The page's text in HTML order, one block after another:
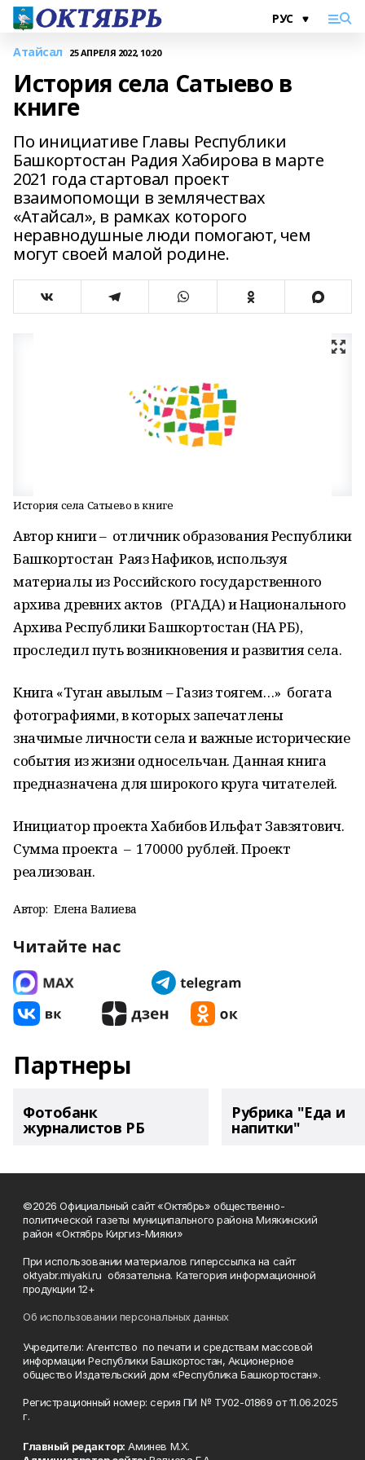
Атайсал 25 АПРЕЛЯ 2022, 10:20
История села Сатыево в
книге
По инициативе Главы Республики
Башкортостан Радия Хабирова в марте
2021 года стартовал проект
взаимопомощи в землячествах
«Атайсал», в рамках которого
неравнодушные люди помогают, чем
могут своей малой родине.
История села Сатыево в книге
Автор книги – отличник образования Республики
Башкортостан Раяз Нафиков, используя
материалы из Российского государственного
архива древних актов (РГАДА) и Национального
Архива Республики Башкортостан (НА РБ),
проследил путь возникновения и развития села.
Книга «Туган авылым – Газиз тоягем…» богата
фотографиями, в которых запечатлены
значимые личности села и важные исторические
события из жизни односельчан. Данная книга
предназначена для широкого круга читателей.
Инициатор проекта Хабибов Ильфат Завзятович.
Сумма проекта – 170000 рублей. Проект
реализован.
Автор: Елена Валиева
Читайте нас
Партнеры
Фотобанк
журналистов РБ
Рубрика "Еда и
напитки"
©2026 Официальный сайт «Октябрь» общественно-
политической газеты муниципального района Миякинский
район «Октябрь Киргиз-Мияки»
При использовании материалов гиперссылка на сайт
oktyabr.miyaki.ru обязательна. Категория информационной
продукции 12+
Об использовании персональных данных
Учредители: Агентство по печати и средствам массовой
информации Республики Башкортостан, Акционерное
общество Издательский дом «Республика Башкортостан».
Регистрационный номер: серия ПИ № ТУ02-01869 от 11.06.2025
г.
Главный редактор: Аминев М.Х.